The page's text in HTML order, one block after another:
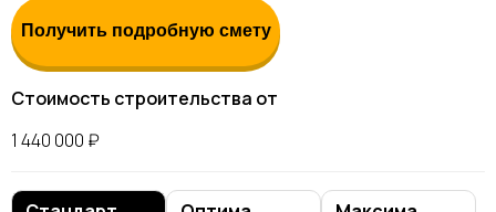
Получить подробную смету
Стоимость строительства от
1 440 000 ₽